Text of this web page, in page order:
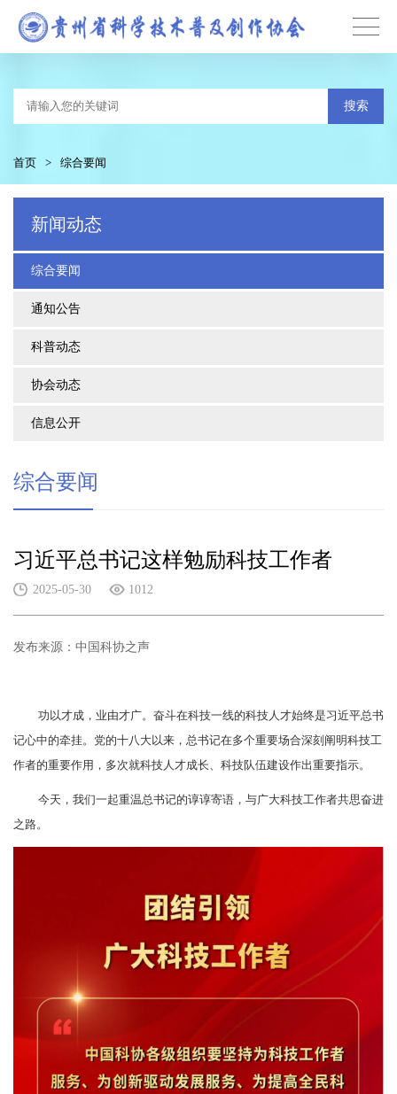
搜索
首页 > 综合要闻
新闻动态
综合要闻
通知公告
科普动态
协会动态
信息公开
综合要闻
习近平总书记这样勉励科技工作者
2025-05-30 1012
发布来源：中国科协之声
功以才成，业由才广。奋斗在科技一线的科技人才始终是习近平总书
记心中的牵挂。党的十八大以来，总书记在多个重要场合深刻阐明科技工
作者的重要作用，多次就科技人才成长、科技队伍建设作出重要指示。
今天，我们一起重温总书记的谆谆寄语，与广大科技工作者共思奋进
之路。